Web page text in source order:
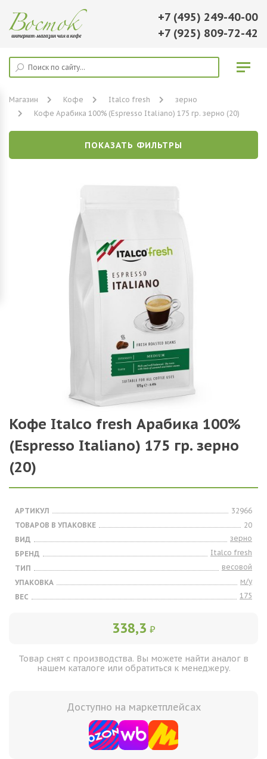
+7 (495) 249-40-00
+7 (925) 809-72-42
Магазин Кофе Italco fresh
зерно
Кофе Арабика 100% (Espresso Italiano) 175 гр. зерно (20)
ПОКАЗАТЬ ФИЛЬТРЫ
Кофе Italco fresh Арабика 100%
(Espresso Italiano) 175 гр. зерно
(20)
АРТИКУЛ
32966
ТОВАРОВ В УПАКОВКЕ
20
ВИД
зерно
БРЕНД
Italco fresh
ТИП
весовой
УПАКОВКА
м/у
ВЕС
175
338,3 ₽
Товар снят с производства. Вы можете найти аналог в
нашем каталоге или обратиться к менеджеру.
Доступно на маркетплейсах